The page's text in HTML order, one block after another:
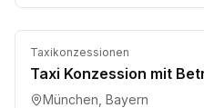
Zu verkaufen
Taxikonzessionen
Taxi Konzession mit
München, Bayern